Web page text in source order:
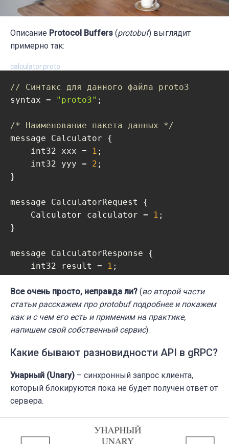
Описание Protocol Buffers (protobuf) выглядит
примерно так:
calculator.proto
// Синтакс для данного файла proto3
syntax =
"proto3" ;
/* Наименование пакета данных */
message Calculator {
    int32 xxx =
1 ;
    int32 yyy =
2 ;
}
message CalculatorRequest {
    Calculator calculator =
1 ;
}
message CalculatorResponse {
    int32 result =
1 ;
/* Наименование сервиса, который будет
калькуляцию данных полей xxx и yyy
*/
rpc Calculator(CalculatorRequest)
Все очень просто, неправда ли? (во второй части
статьи расскажем про protobuf подробнее и покажем
как и с чем его есть и применим на практике,
напишем свой собственный сервис).
Какие бывают разновидности API в gRPC?
Унарный (Unary) – синхронный запрос клиента,
который блокируются пока не будет получен ответ от
сервера.